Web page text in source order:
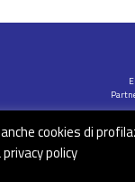
cookies di
privacy policy